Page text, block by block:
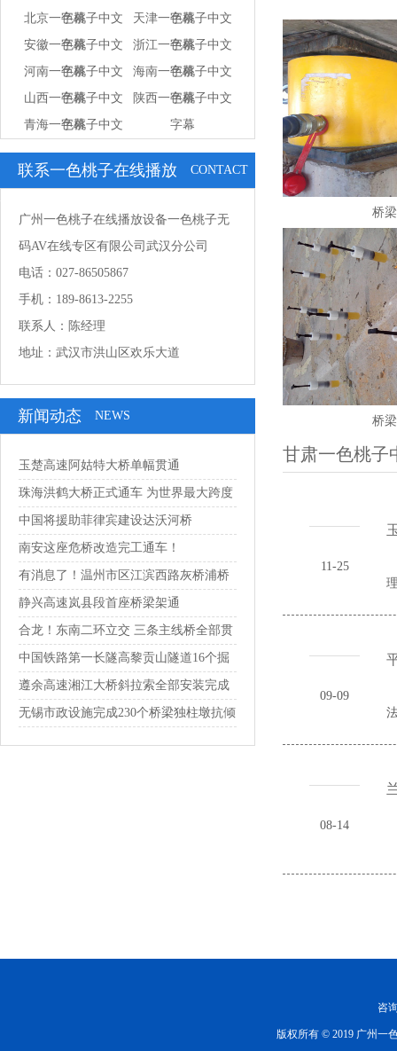
字幕
字幕
北京一色桃子中文
字幕
天津一色桃子中文
字幕
安徽一色桃子中文
字幕
浙江一色桃子中文
字幕
河南一色桃子中文
字幕
海南一色桃子中文
字幕
山西一色桃子中文
字幕
陕西一色桃子中文
字幕
青海一色桃子中文
字幕
联系一色桃子在线播放 CONTACT
广州一色桃子在线播放设备一色桃子无
码AV在线专区有限公司武汉分公司
电话：027-86505867
手机：189-8613-2255
联系人：陈经理
地址：武汉市洪山区欢乐大道
新闻动态 NEWS
玉楚高速阿姑特大桥单幅贯通
珠海洪鹤大桥正式通车 为世界最大跨度
串联...
中国将援助菲律宾建设达沃河桥
南安这座危桥改造完工通车！
有消息了！温州市区江滨西路灰桥浦桥
预计1...
静兴高速岚县段首座桥梁架通
合龙！东南二环立交 三条主线桥全部贯
通
中国铁路第一长隧高黎贡山隧道16个掘
进通...
遵余高速湘江大桥斜拉索全部安装完成
无锡市政设施完成230个桥梁独柱墩抗倾
桥
桥
甘肃一色桃子
11-25
09-09
08-14
咨
版权所有 © 2019 广州一